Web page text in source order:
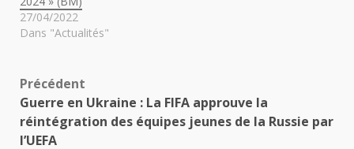
27/04/2022
Dans "Actualités"
Navigation
d’article
Précédent
Guerre en Ukraine : La FIFA approuve la
réintégration des équipes jeunes de la Russie par
l’UEFA